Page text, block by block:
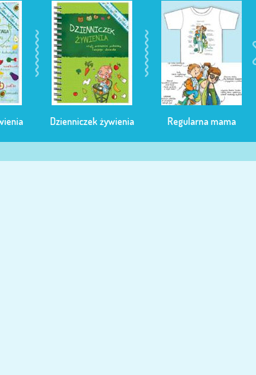
Dzienniczek żywienia Regularna mama